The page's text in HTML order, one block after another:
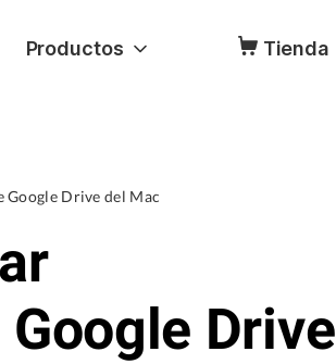
Productos Tienda
Google Drive del Mac
Drive